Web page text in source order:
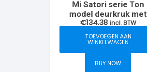
Mi Satori serie Ton
model deurkruk met
vierkant krukrozet,
Nikkel-antiek/ebben
€134.38 incl. BTW
TOEVOEGEN AAN
WINKELWAGEN
BUY NOW